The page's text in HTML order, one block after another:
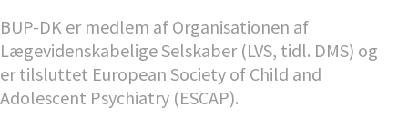
BUP-DK er medlem af Organisationen af
Lægevidenskabelige Selskaber (LVS, tidl. DMS) og
er tilsluttet European Society of Child and
Adolescent Psychiatry (ESCAP).